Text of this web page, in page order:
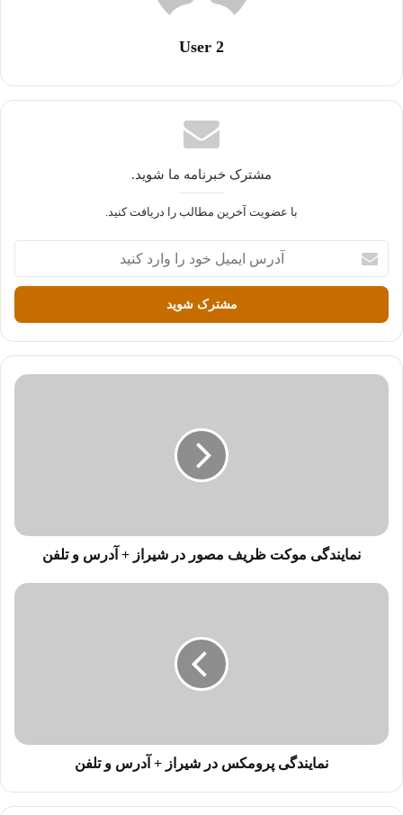
User 2
مشترک خبرنامه ما شوید.
با عضویت آخرین مطالب را دریافت کنید.
ر
ا
ی
ی
ا
ک
نمایندگی موکت ظریف مصور در شیراز + آدرس و تلفن
نمایندگی پرومکس در شیراز + آدرس و تلفن